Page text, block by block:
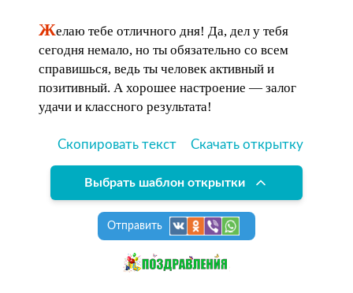
Желаю тебе отличного дня! Да, дел у тебя
сегодня немало, но ты обязательно со всем
справишься, ведь ты человек активный и
позитивный. А хорошее настроение — залог
удачи и классного результата!
Скопировать текст Скачать открытку
Выбрать шаблон открытки
Отправить